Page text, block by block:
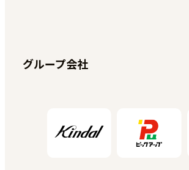
グループ会社